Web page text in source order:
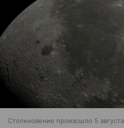
Столкновение произошло 5 августа